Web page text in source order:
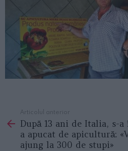
more
Articolul anterior
După 13 ani de Italia, s-
a apucat de apicultură:
ajung la 300 de stupi»